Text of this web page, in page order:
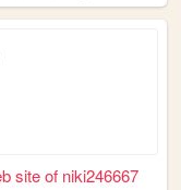
site of niki246667